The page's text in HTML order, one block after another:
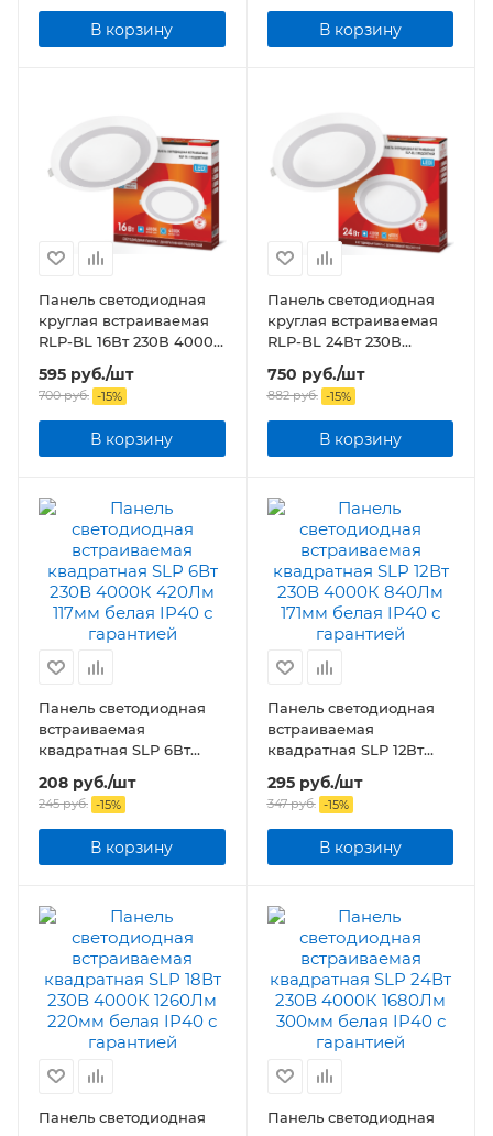
В корзину В корзину
Панель светодиодная
круглая встраиваемая
RLP-BL 16Вт 230В 4000К
960Лм 195мм с
подсветкой белая IP20
595 руб./шт
700руб. -15%
В корзину
Панель светодиодная
круглая встраиваемая
RLP-BL 24Вт 230В
4000К 1440Лм 245мм с
подсветкой белая
750 руб./шт
882руб. -15%
В корзину
Панель светодиодная
встраиваемая
квадратная SLP 6Вт
230В 4000К 420Лм
117мм белая IP40
208 руб./шт
245руб. -15%
В корзину
Панель светодиодная
встраиваемая
квадратная SLP 12Вт
230В 4000К 840Лм
171мм белая IP40
295руб./шт
347руб. -15%
В корзину
Панель светодиодная
Панель светодиодная